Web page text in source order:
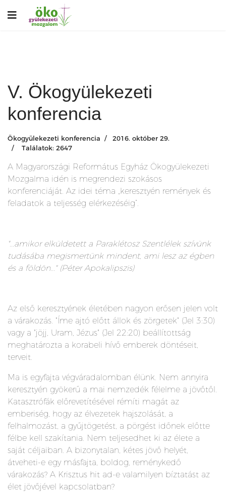
V. Ökogyülekezeti
konferencia
Ökogyülekezeti konferencia
2016. október 29.
Találatok: 2647
A Magyarországi Református Egyház Ökogyülekezeti
Mozgalma idén is megrendezi szokásos
konferenciáját. Az idei téma „keresztyén remények és
feladatok a teljesség elérkezéséig”.
"...amikor elküldetett a Paraklétosz Szentlélek szívünk
tudásába megismertünk mindent, ami lesz az égben
és a földön..." (Péter Apokalipszis)
Az első keresztyének életében nagyon erősen jelen volt
a várakozás. "Íme ajtó előtt állok és zörgetek" (Jel 3:30)
vagy a "jöjj, Uram, Jézus" (Jel 22:20) beállítottság
meghatározta a korabeli hívő emberek döntéseit,
terveit.
Ma is egyfajta végváradalomban élünk. Nem annyira
keresztyén gyökerű a mai nemzedék félelme a jövőtől.
Katasztrófák előrevetítésével rémíti magát az
emberiség, hogy az élvezetek hajszolását, a
felhalmozást, a gyűjtögetést, a pörgést időnek előtte
félbe kell szakítania. Nem teljesedhet ki az élete a
saját céljaiban. A bizonytalan, kétes jövő helyét,
átveheti-e egy másfajta, boldog, reménykedő
várakozás? A Krisztus hit ad-e valamilyen bíztatást az
élet jövőjével kapcsolatban?